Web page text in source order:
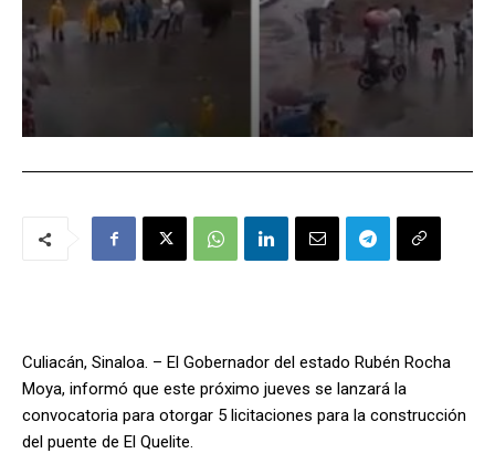
Culiacán, Sinaloa. – El Gobernador del estado Rubén Rocha
Moya, informó que este próximo jueves se lanzará la
convocatoria para otorgar 5 licitaciones para la construcción
del puente de El Quelite.